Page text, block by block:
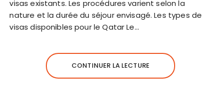
visas existants. Les procédures varient selon la
nature et la durée du séjour envisagé. Les types de
visas disponibles pour le Qatar Le…
CONTINUER LA LECTURE